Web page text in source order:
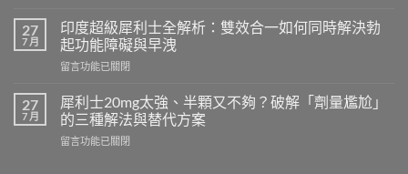
要
多
久？
完
指
南：
港
利
勁
可
以
犀
利
士
一
27
7 月
印度超級犀利士全解析：雙效合一如何同時解決勃
起功能障礙與早洩
在
度
超
級
犀
留言功能已關閉
27
7 月
犀利士20mg太強、半顆又不夠？破解「劑量尷尬」
的三種解法與替代方案
在
留言功能已關閉